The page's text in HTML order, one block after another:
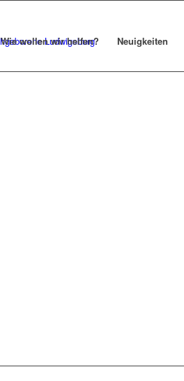
Wie wollen wir helfen? Neuigkeiten